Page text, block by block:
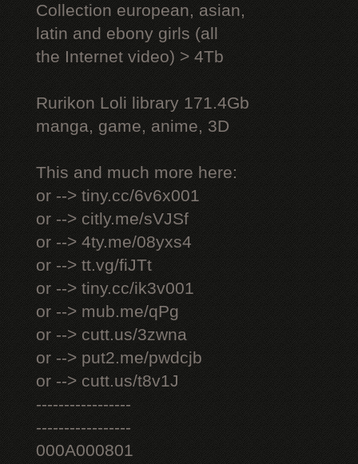
Collection european, asian,
latin and ebony girls (all
the Internet video) > 4Tb
Rurikon Lоli library 171.4Gb
manga, game, anime, 3D
This and much more here:
or --> tiny.cc/6v6x001
or --> citly.me/sVJSf
or --> 4ty.me/08yxs4
or --> tt.vg/fiJTt
or --> tiny.cc/ik3v001
or --> mub.me/qPg
or --> cutt.us/3zwna
or --> put2.me/pwdcjb
or --> cutt.us/t8v1J
-----------------
-----------------
000A000801